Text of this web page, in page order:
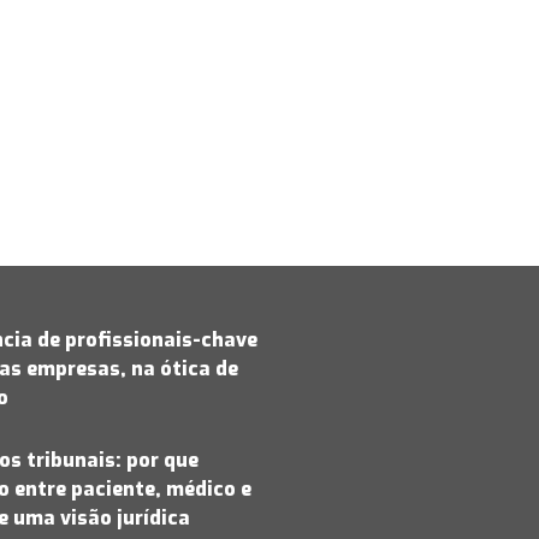
de profissionais-chave
empresas, na ótica de
tribunais: por que
entre paciente, médico e
uma visão jurídica